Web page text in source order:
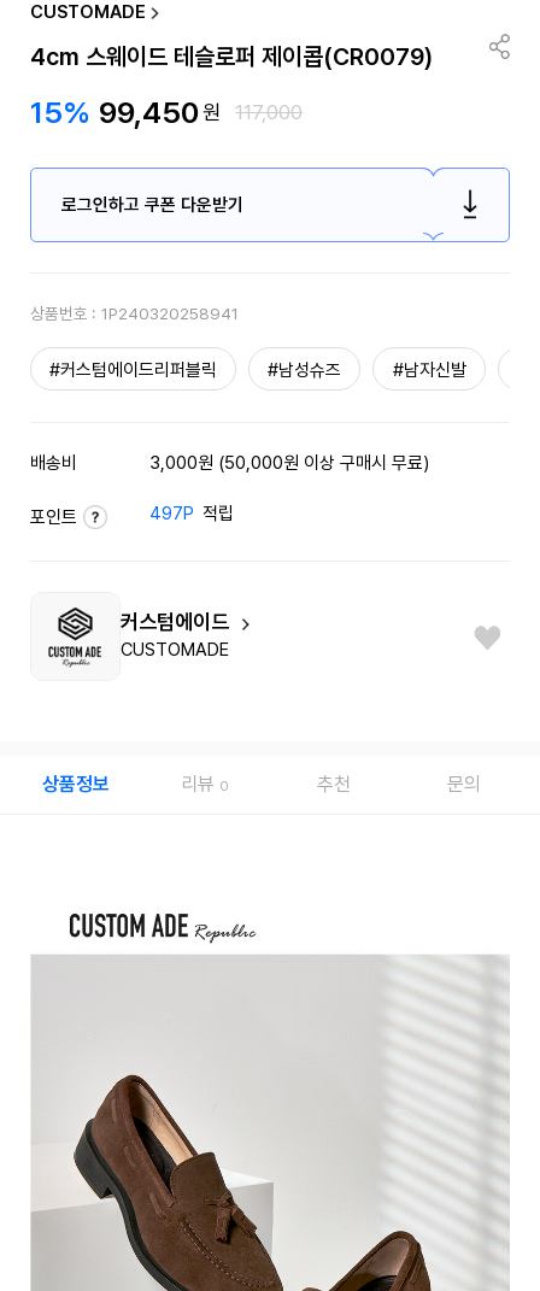
CUSTOMADE
4cm 스웨이드 테슬로퍼 제이콥(CR0079)
15% 99,450원 117,000
로그인하고 쿠폰 다운받기
상품번호 : 1P240320258941
#커스텀에이드리퍼블릭 #남성슈즈 #남자신발
배송비 3,000원 (50,000원 이상 구매시 무료)
포인트 497P 적립
커스텀에이드
CUSTOMADE
상품정보 리뷰 0 추천 문의